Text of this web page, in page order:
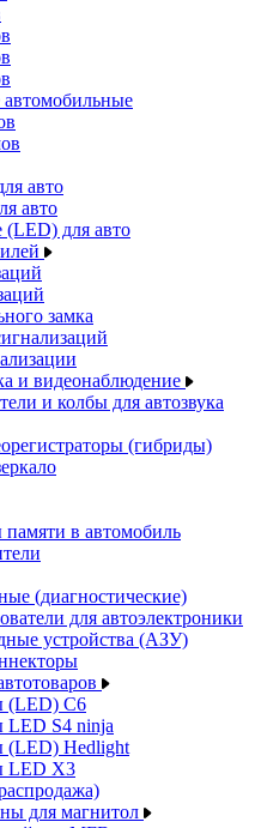
авто
авто
для авто
замка
и видеонаблюдение
и колбы для автозвука
(гибриды)
в автомобиль
(диагностические)
для автоэлектроники
устройства (АЗУ)
(LED) C6
LED S4 ninja
(LED) Hedlight
LED X3
для магнитол